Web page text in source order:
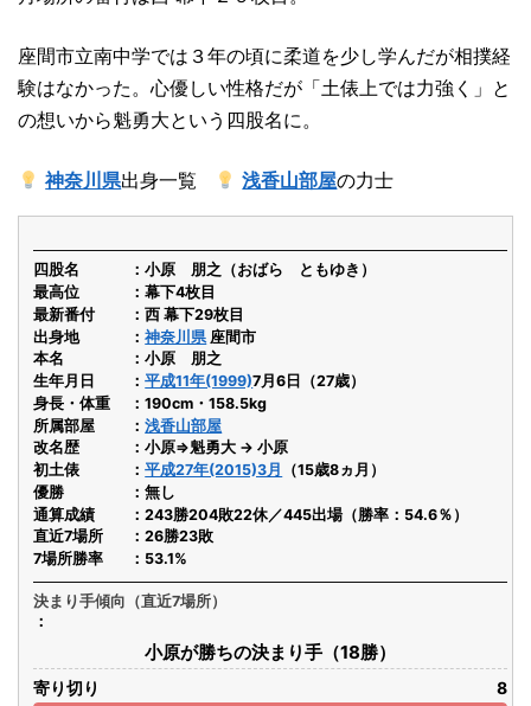
座間市立南中学では３年の頃に柔道を少し学んだが相撲経
験はなかった。心優しい性格だが「土俵上では力強く」と
の想いから魁勇大という四股名に。
神奈川県出身一覧 浅香山部屋の力士
四股名
小原 朋之（おばら ともゆき）
最高位
幕下4枚目
最新番付
西 幕下29枚目
出身地
神奈川県 座間市
本名
小原 朋之
生年月日
平成11年(1999)7月6日（27歳）
身長・体重
190cm・158.5kg
所属部屋
浅香山部屋
改名歴
小原⇒魁勇大 → 小原
初土俵
平成27年(2015)3月
（15歳8ヵ月）
優勝
無し
通算成績
243勝204敗22休／445出場（勝率：54.6％）
直近7場所
26勝23敗
7場所勝率
53.1%
決まり手傾向（直近7場所）
小原が勝ちの決まり手（18勝）
寄り切り 8